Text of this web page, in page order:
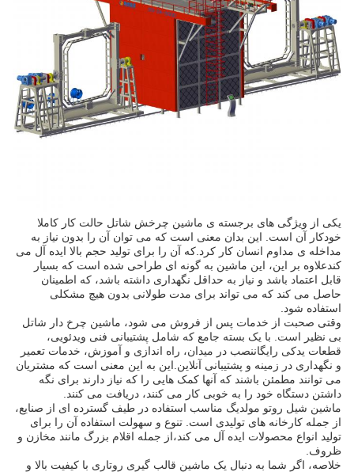
یکی از ویژگی های برجسته ی ماشین چرخش شاتل حالت کار کاملا
خودکار آن است. این بدان معنی است که می توان آن را بدون نیاز به
مداخله ی مداوم انسان کار کرد.که آن را برای تولید حجم بالا ایده آل می
کندعلاوه بر این، این ماشین به گونه ای طراحی شده است که بسیار
قابل اعتماد باشد و نیاز به حداقل نگهداری داشته باشد، که اطمینان
حاصل می کند که می تواند برای مدت طولانی بدون هیچ مشکلی
استفاده شود.
وقتی صحبت از خدمات پس از فروش می شود، ماشین چرخ دار شاتل
بی نظیر است. با یک بسته جامع که شامل پشتیبانی فنی ویدئویی،
قطعات یدکی رایگاننصب در میدان، راه اندازی و آموزش، خدمات تعمیر
و نگهداری در زمینه و پشتیبانی آنلاین.این به این معنی است که مشتریان
می توانند مطمئن باشند که آنها کمک هایی را که نیاز دارند برای نگه
داشتن دستگاه خود را به خوبی کار می کنند، دریافت می کنند.
ماشین شیل روتو مولدیگ مناسب استفاده در طیف گسترده ای از صنایع،
از جمله کارخانه های تولیدی است. تنوع و سهولت استفاده آن را برای
تولید انواع محصولات ایده آل می کند،از جمله اقلام بزرگ مانند مخازن و
ظروف.
خلاصه، اگر شما به دنبال یک ماشین قالب گیری روتاری با کیفیت بالا و